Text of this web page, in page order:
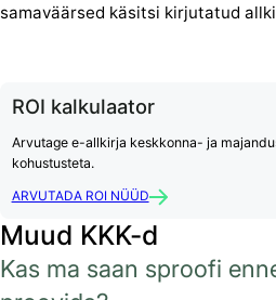
samaväärsed käsitsi kirjutatud
ROI kalkulaator
Arvutage e-allkirja keskkonna- ja
kohustusteta.
ARVUTADA ROI NÜÜD
Muud KKK-d
Kas ma saan sproofi